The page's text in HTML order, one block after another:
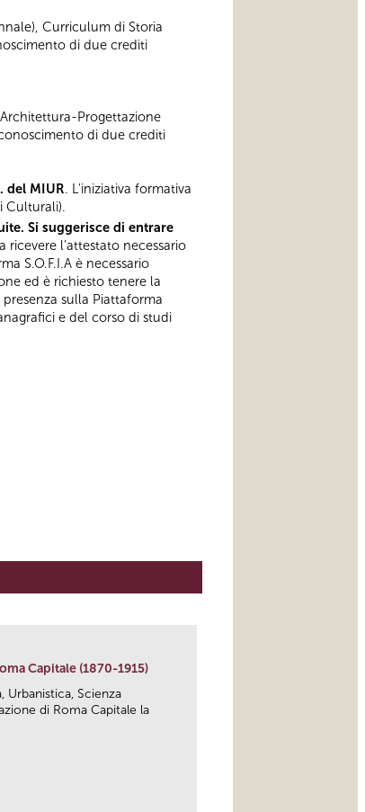
Curriculum di Storia
di due crediti
Progettazione
di due crediti
del MIUR. L'iniziativa formativa
Culturali).
Si suggerisce di entrare
l’attestato necessario
S.O.F.I.A è necessario
ed è richiesto tenere la
sulla Piattaforma
e del corso di studi
Capitale (1870-1915)
Urbanistica, Scienza
di Roma Capitale la